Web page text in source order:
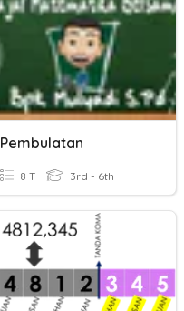
Pembulatan
8 T 3rd - 6th